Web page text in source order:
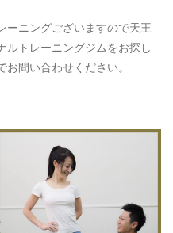
ーニングございますので天王
ルトレーニングジムをお探し
問い合わせください。